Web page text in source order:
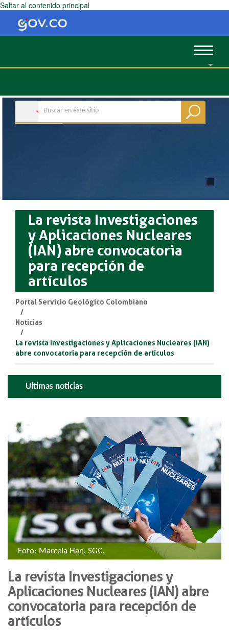
Saltar al contenido principal
Toggle
La revista Investigaciones
y Aplicaciones Nucleares
(IAN) abre convocatoria
para recepción de
artículos
Portal Servicio Geológico Colombiano
Noticias
La revista Investigaciones y Aplicaciones Nucleares (IAN)
abre convocatoria para recepción de artículos
Ultimas noticias
​​Foto: Marcela Han, SGC.​
La revista Investigaciones y
Aplicaciones Nucleares (IAN) abre
convocatoria para recepción de
artículos